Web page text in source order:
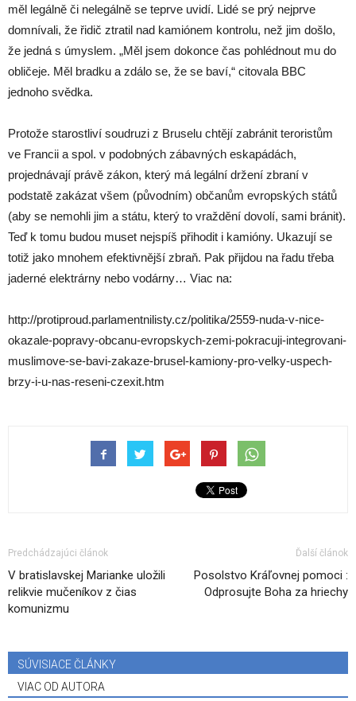
měl legálně či nelegálně se teprve uvidí. Lidé se prý nejprve
domnívali, že řidič ztratil nad kamiónem kontrolu, než jim došlo,
že jedná s úmyslem. „Měl jsem dokonce čas pohlédnout mu do
obličeje. Měl bradku a zdálo se, že se baví,“ citovala BBC
jednoho svědka.
Protože starostliví soudruzi z Bruselu chtějí zabránit teroristům
ve Francii a spol. v podobných zábavných eskapádách,
projednávají právě zákon, který má legální držení zbraní v
podstatě zakázat všem (původním) občanům evropských států
(aby se nemohli jim a státu, který to vraždění dovolí, sami bránit).
Teď k tomu budou muset nejspíš přihodit i kamióny. Ukazují se
totiž jako mnohem efektivnější zbraň. Pak přijdou na řadu třeba
jaderné elektrárny nebo vodárny… Viac na:
http://protiproud.parlamentnilisty.cz/politika/2559-nuda-v-nice-
okazale-popravy-obcanu-evropskych-zemi-pokracuji-integrovani-
muslimove-se-bavi-zakaze-brusel-kamiony-pro-velky-uspech-
brzy-i-u-nas-reseni-czexit.htm
Predchádzajúci článok
V bratislavskej Marianke uložili
relikvie mučeníkov z čias
komunizmu
Ďalší článok
Posolstvo Kráľovnej pomoci :
Odprosujte Boha za hriechy
SÚVISIACE ČLÁNKY
VIAC OD AUTORA